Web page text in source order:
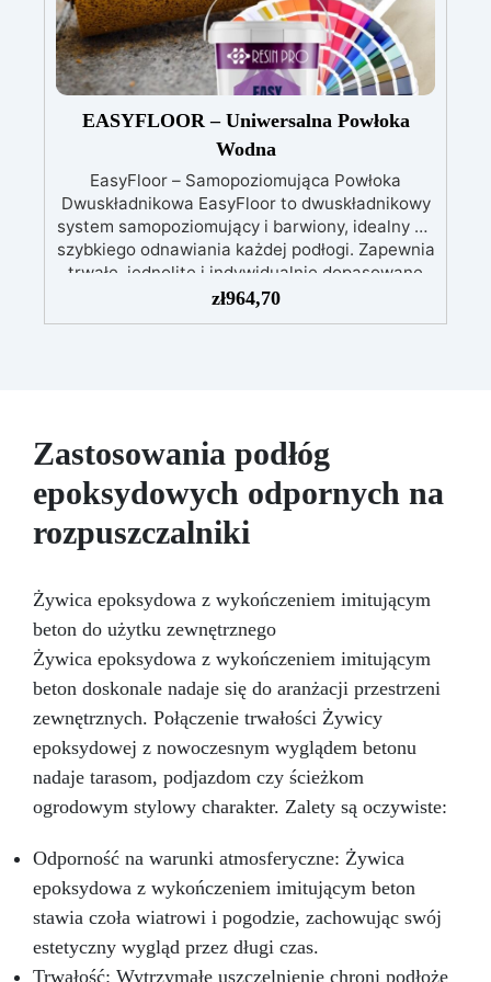
EASYFLOOR – Uniwersalna Powłoka
Wodna
EasyFloor – Samopoziomująca Powłoka
Dwuskładnikowa EasyFloor to dwuskładnikowy
system samopoziomujący i barwiony, idealny do
szybkiego odnawiania każdej podłogi. Zapewnia
trwałe, jednolite i indywidualnie dopasowane
wykończenie. Łatwa aplikacja w dwóch
etapach, przyczepność również do trudnych i
uszkodzonych powierzchni.
Możliwość
pełnego barwienia – dowolny pigment według
potrzeb.
Odporna na ścieranie i przejezdna
(z poliuretanowym wykończeniem odpornym na
zarysowania).
Szybkie schnięcie – cały cykl
zł964,70
Zastosowania podłóg
epoksydowych odpornych na
rozpuszczalniki
Żywica epoksydowa z wykończeniem imitującym
beton do użytku zewnętrznego
Żywica epoksydowa z wykończeniem imitującym
beton doskonale nadaje się do aranżacji przestrzeni
zewnętrznych. Połączenie trwałości Żywicy
epoksydowej z nowoczesnym wyglądem betonu
nadaje tarasom, podjazdom czy ścieżkom
ogrodowym stylowy charakter. Zalety są oczywiste:
Odporność na warunki atmosferyczne: Żywica
epoksydowa z wykończeniem imitującym beton
stawia czoła wiatrowi i pogodzie, zachowując swój
estetyczny wygląd przez długi czas.
Trwałość: Wytrzymałe uszczelnienie chroni podłoże